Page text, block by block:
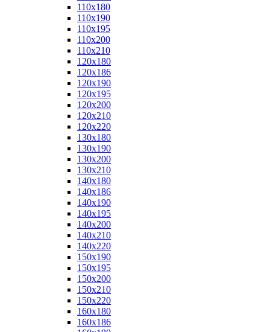
110x180
110x190
110x195
110x200
110x210
120x180
120x186
120x190
120x195
120x200
120x210
120x220
130x180
130x190
130x200
130x210
140x180
140x186
140x190
140x195
140x200
140x210
140x220
150x190
150x195
150x200
150x210
150x220
160x180
160x186